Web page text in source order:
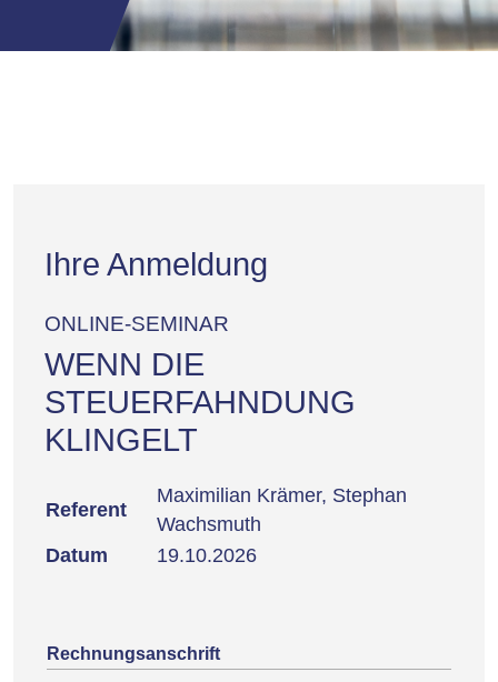
Ihre Anmeldung
ONLINE-SEMINAR
WENN DIE
STEUERFAHNDUNG
KLINGELT
Referent
Maximilian Krämer, Stephan
Wachsmuth
Datum
19.10.2026
Rechnungsanschrift